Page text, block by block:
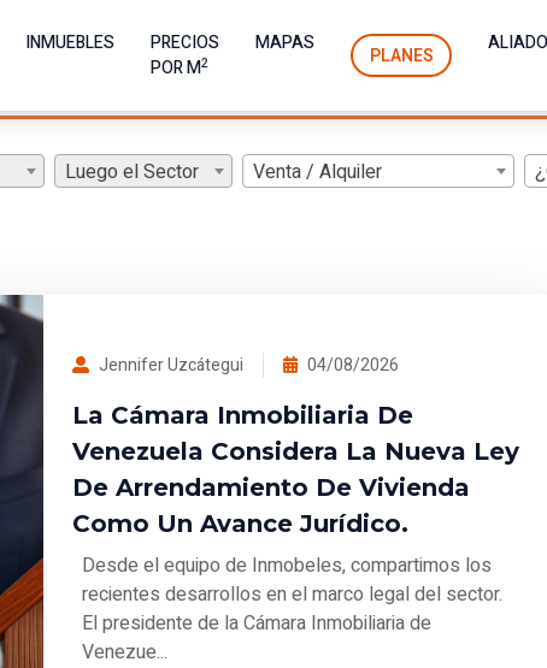
INMUEBLES
PRECIOS
POR M2
MAPAS PLANES
Luego el Sector Venta / Alquiler
Jennifer Uzcátegui 04/08/2026
La Cámara Inmobiliaria De
Venezuela Considera La Nueva Ley
De Arrendamiento De Vivienda
Como Un Avance Jurídico.
Desde el equipo de Inmobeles, compartimos los
recientes desarrollos en el marco legal del sector.
El presidente de la Cámara Inmobiliaria de
Venezue...